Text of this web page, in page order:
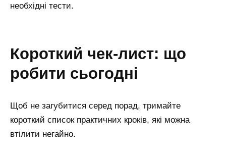
необхідні тести.
короткий чек-лист: що
робити сьогодні
Щоб не загубитися серед порад, тримайте
короткий список практичних кроків, які можна
втілити негайно.